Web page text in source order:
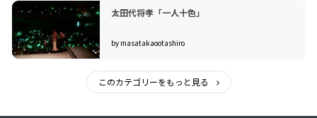
太田代将孝「一人十色」
by masatakaootashiro
このカテゴリーをもっと見る